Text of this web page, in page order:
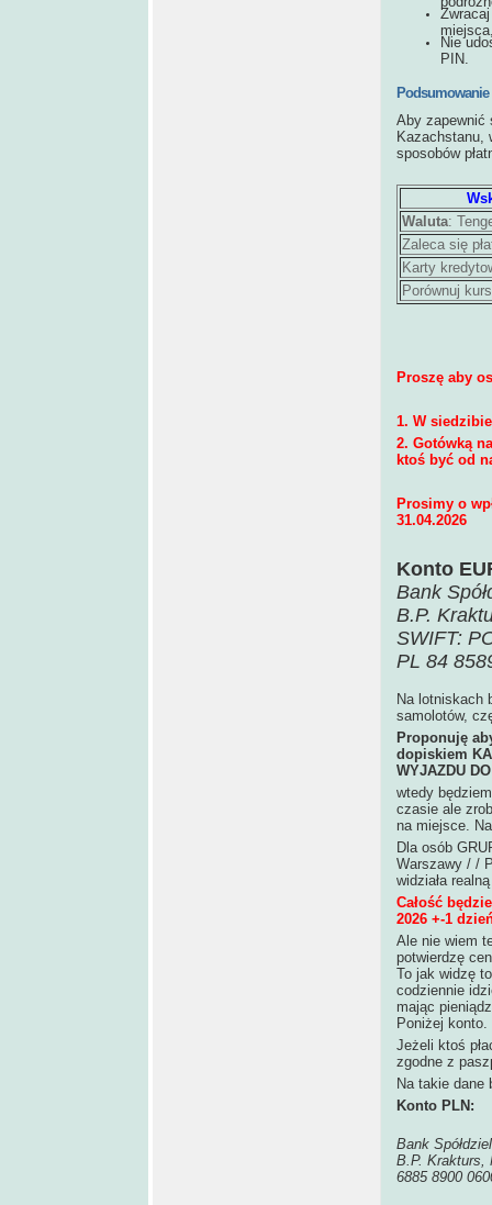
Nie
PIN.
Podsumowanie
Aby zapewnić
Kazachstanu,
sposobów
Waluta:
Zaleca się
Karty
Porównuj
Proszę aby
1. W
2. Gotówką
ktoś być od
Prosimy o
31.04.2026
Konto
Bank
B.P.
SWIFT:
PL 84
Na lotniskach
samolotów,
Proponuję
dopiskiem
WYJAZDU
wtedy
czasie ale
na miejsce.
Dla osób
Warszawy / /
widziała
Całość
2026 +-1
Ale nie wiem
potwierdzę
To jak widzę
codziennie
mając
Poniżej konto.
Jeżeli ktoś
zgodne z
Na takie
Konto PLN:
Bank
B.P. Krakturs,
6885 8900